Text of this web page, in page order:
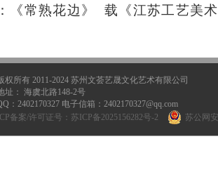
《常熟花边》 载《江苏工艺美
权所有 2011-2024 苏州文荟艺晟文化艺术有限公司
址： 海虞北路148-2号
： 2402170327 电子信箱：2402170327@qq.com
ICP备案/许可证号： 苏ICP备2025156282号-2 苏公网